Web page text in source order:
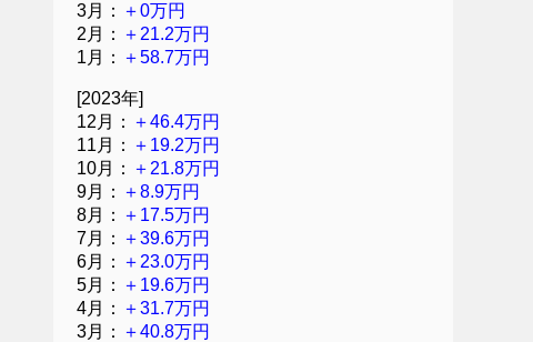
3月： ＋0万円
2月： ＋21.2万円
1月： ＋58.7万円
[2023年]
12月： ＋46.4万円
11月： ＋19.2万円
10月： ＋21.8万円
9月： ＋8.9万円
8月： ＋17.5万円
7月： ＋39.6万円
6月： ＋23.0万円
5月： ＋19.6万円
4月： ＋31.7万円
3月： ＋40.8万円